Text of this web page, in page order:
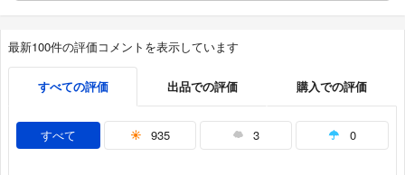
最新100件の評価コメントを表示しています
すべての評価 出品での評価 購入での評価
すべて 935 3 0